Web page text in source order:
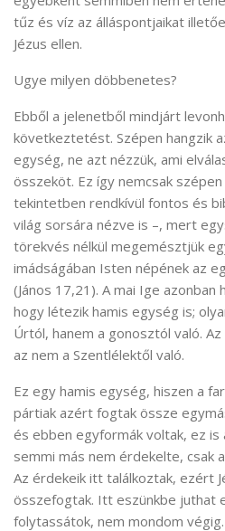
tűz és víz az álláspontjaikat
Jézus ellen.
Ugye milyen döbbenetes?
Ebből a jelenetből mindjárt
következtetést. Szépen hangzik
egység, ne azt nézzük, ami
összeköt. Ez így nemcsak
tekintetben rendkívül fontos és
világ sorsára nézve is –, mert
törekvés nélkül megemésztjük
imádságában Isten népének az
(János 17,21). A mai Ige
hogy létezik hamis egység is;
Úrtól, hanem a gonosztól való.
az nem a Szentlélektől való.
Ez egy hamis egység, hiszen a
pártiak azért fogtak össze
és ebben egyformák voltak, ez is
semmi más nem érdekelte, csak
Az érdekeik itt találkoztak, ezért
összefogtak. Itt eszünkbe juthat
folytassátok, nem mondom